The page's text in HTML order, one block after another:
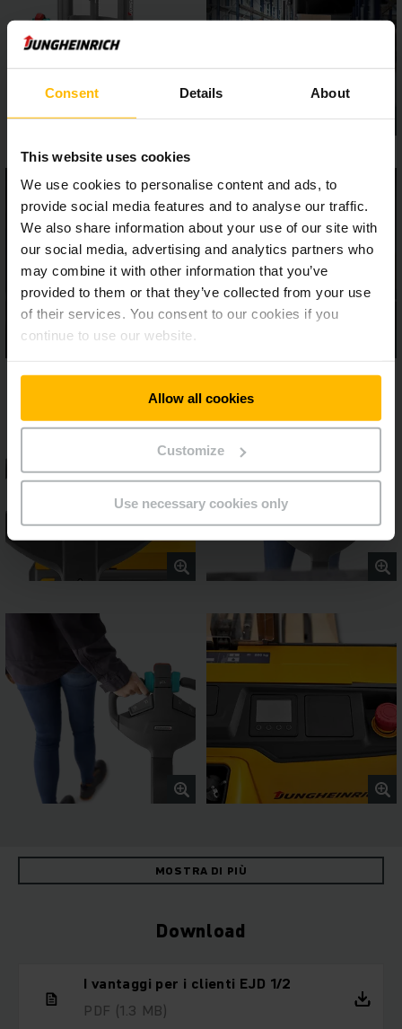
Consent Details About
This website uses cookies
We use cookies to personalise content and ads, to
provide social media features and to analyse our traffic.
We also share information about your use of our site with
our social media, advertising and analytics partners who
may combine it with other information that you’ve
provided to them or that they’ve collected from your use
of their services. You consent to our cookies if you
continue to use our website.
Allow all cookies
Customize
Use necessary cookies only
l'abbassamento controllati e sensibili.
MOSTRA DI PIÙ
Download
I vantaggi per i clienti EJD 1/2
PDF (1.3 MB)